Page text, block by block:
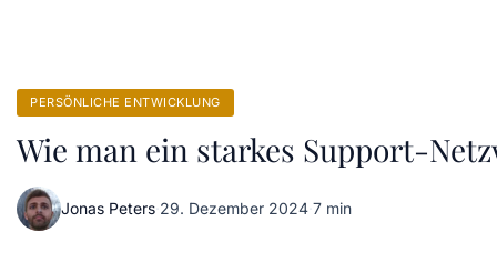
PERSÖNLICHE ENTWICKLUNG
Wie man ein starkes Support-
Jonas Peters·29. Dezember 2024·7 min